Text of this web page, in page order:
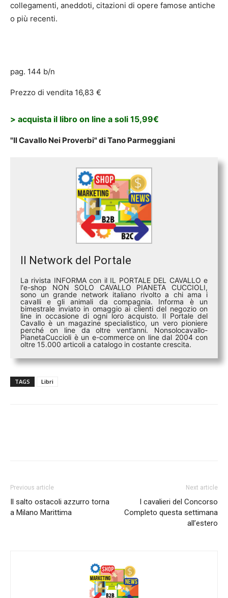
collegamenti, aneddoti, citazioni di opere famose antiche
o più recenti.
pag. 144 b/n
Prezzo di vendita 16,83 €
> acquista il libro on line a soli 15,99€
"Il Cavallo Nei Proverbi" di Tano Parmeggiani
Il Network del Portale
La rivista INFORMA con il IL PORTALE DEL CAVALLO e
l'e-shop NON SOLO CAVALLO PIANETA CUCCIOLI,
sono un grande network italiano rivolto a chi ama i
cavalli e gli animali da compagnia. Informa è un
bimestrale inviato in omaggio ai clienti del negozio on
line in occasione di ogni loro acquisto. Il Portale del
Cavallo è un magazine specialistico, un vero pioniere
perché on line da oltre vent’anni. Nonsolocavallo-
PianetaCuccioli è un e-commerce on line dal 2004 con
oltre 15.000 articoli a catalogo in costante crescita.
TAGS Libri
Previous article
Il salto ostacoli azzurro torna
a Milano Marittima
Next article
I cavalieri del Concorso
Completo questa settimana
all’estero